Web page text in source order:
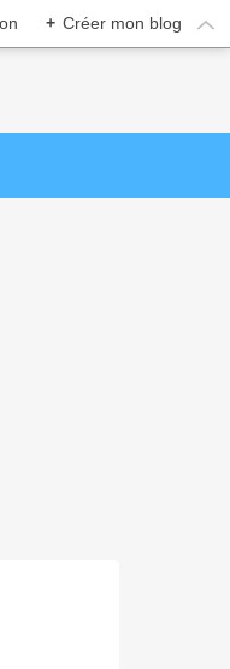
+ Créer mon blog